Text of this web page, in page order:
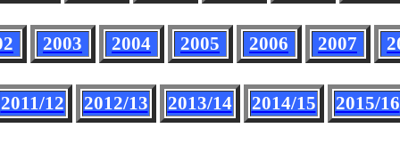
2003 2004 2005 2006 2007
2011/12 2012/13 2013/14 2014/15 2015/16